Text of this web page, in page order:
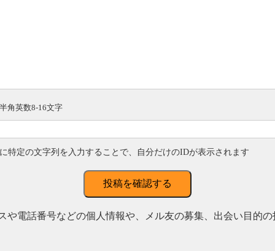
角英数8-16文字
特定の文字列を入力することで、自分だけのIDが表示されます
投稿を確認する
や電話番号などの個人情報や、メル友の募集、出会い目的